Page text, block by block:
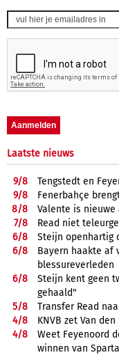
Laatste nieuws
9/8
Tengstedt en
9/8
Fenerbahçe
8/8
Valente is nieuwe
7/8
Read niet
6/8
Steijn openhartig
6/8
Bayern haakte af
blessureverleden
6/8
Steijn kent geen
gehaald"
5/8
Transfer Read
4/8
KNVB zet Van
4/8
Weet Feyenoord
winnen van